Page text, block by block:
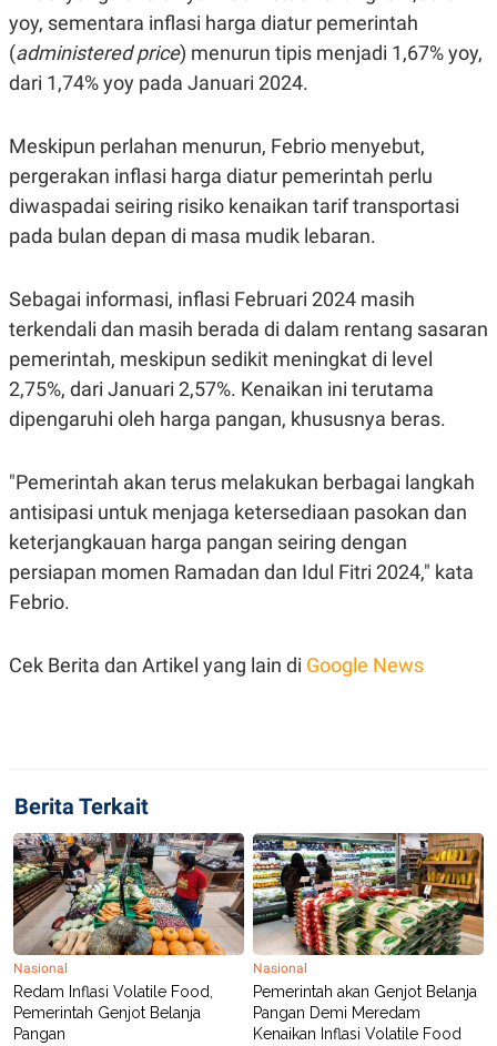
A
D
E
M
Y
E
A
S
E
.
L
A
G
G
A
N
E
T
A
K
K
I
E
R
J
M
T
E
N
E
P
E
R
A
R
T
I
S
N
G
M
E
SITEMAPPROFILETERM
OF
USE
PEDOMAN
PEMBERITAAN
SIBER
PRIVACY
POLICY
yoy, sementara inflasi harga diatur pemerintah
(administered price) menurun tipis menjadi 1,67% yoy,
dari 1,74% yoy pada Januari 2024.
Meskipun perlahan menurun, Febrio menyebut,
pergerakan inflasi harga diatur pemerintah perlu
diwaspadai seiring risiko kenaikan tarif transportasi
pada bulan depan di masa mudik lebaran.
Sebagai informasi, inflasi Februari 2024 masih
terkendali dan masih berada di dalam rentang sasaran
pemerintah, meskipun sedikit meningkat di level
2,75%, dari Januari 2,57%. Kenaikan ini terutama
dipengaruhi oleh harga pangan, khususnya beras.
"Pemerintah akan terus melakukan berbagai langkah
antisipasi untuk menjaga ketersediaan pasokan dan
keterjangkauan harga pangan seiring dengan
persiapan momen Ramadan dan Idul Fitri 2024," kata
Febrio.
Cek Berita dan Artikel yang lain di Google News
Berita Terkait
Nasional
Redam Inflasi Volatile Food,
Pemerintah Genjot Belanja
Pangan
Nasional
Pemerintah akan Genjot Belanja
Pangan Demi Meredam
Kenaikan Inflasi Volatile Food